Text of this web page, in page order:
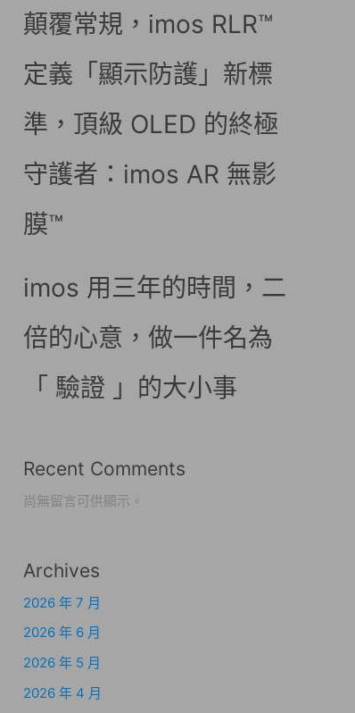
顛覆常規，imos RLR™
定義「顯示防護」新標
準，頂級 OLED 的終極
守護者：imos AR 無影
膜™
imos 用三年的時間，二
倍的心意，做一件名為
「 驗證 」的大小事
Recent Comments
尚無留言可供顯示。
Archives
2026 年 7 月
2026 年 6 月
2026 年 5 月
2026 年 4 月